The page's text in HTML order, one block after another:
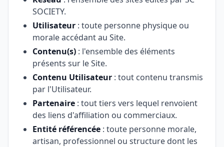
SOCIETY.
Utilisateur : toute personne physique ou
morale accédant au Site.
Contenu(s) : l'ensemble des éléments
présents sur le Site.
Contenu Utilisateur : tout contenu transmis
par l'Utilisateur.
Partenaire : tout tiers vers lequel renvoient
des liens d'affiliation ou commerciaux.
Entité référencée : toute personne morale,
artisan, professionnel ou structure dont les